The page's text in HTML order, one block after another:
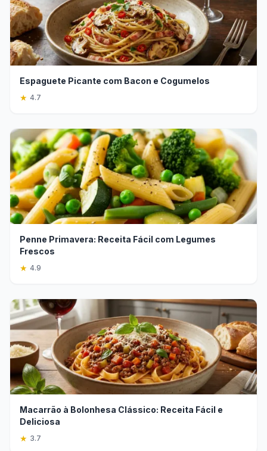
Espaguete Picante com Bacon e Cogumelos
★ 4.7
Penne Primavera: Receita Fácil com Legumes
Frescos
★ 4.9
Macarrão à Bolonhesa Clássico: Receita Fácil e
Deliciosa
★ 3.7